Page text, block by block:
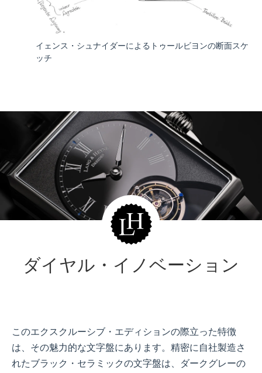
イェンス・シュナイダーによるトゥールビヨンの断面スケ
ッチ
ダイヤル・イノベーション
このエクスクルーシブ・エディションの際立った特徴
は、その魅力的な文字盤にあります。精密に自社製造さ
れたブラック・セラミックの文字盤は、ダークグレーの